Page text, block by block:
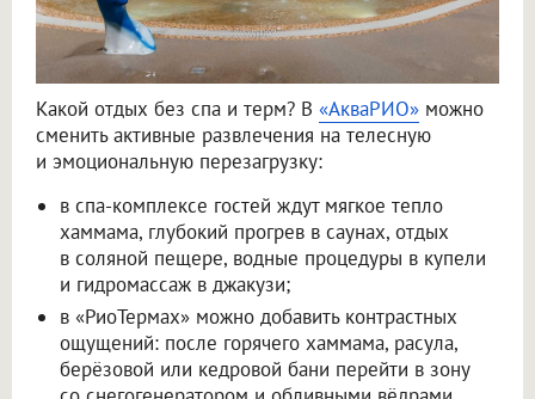
Какой отдых без спа и терм? В «АкваРИО» можно
сменить активные развлечения на телесную
и эмоциональную перезагрузку:
в спа-комплексе гостей ждут мягкое тепло
хаммама, глубокий прогрев в саунах, отдых
в соляной пещере, водные процедуры в купели
и гидромассаж в джакузи;
в «РиоТермах» можно добавить контрастных
ощущений: после горячего хаммама, расула,
берёзовой или кедровой бани перейти в зону